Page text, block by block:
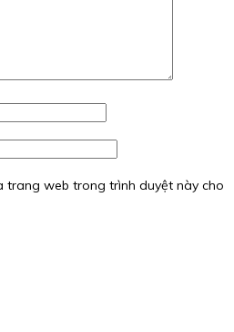
trang web trong trình duyệt này cho